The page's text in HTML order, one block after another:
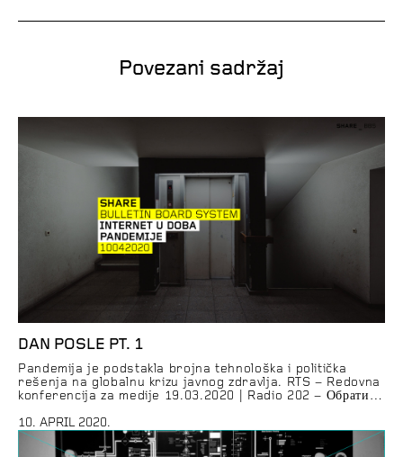
Povezani sadržaj
DAN POSLE PT. 1
Pandemija je podstakla brojna tehnološka i politička
rešenja na globalnu krizu javnog zdravlja. RTS – Redovna
konferencija za medije 19.03.2020 | Radio 202 – Обрати
Global News Podcast | Radio Slobodna Evropa Vesti | Al
Jazeera News | TraceTogether App Promo Video | Dunja i
10. APRIL 2020.